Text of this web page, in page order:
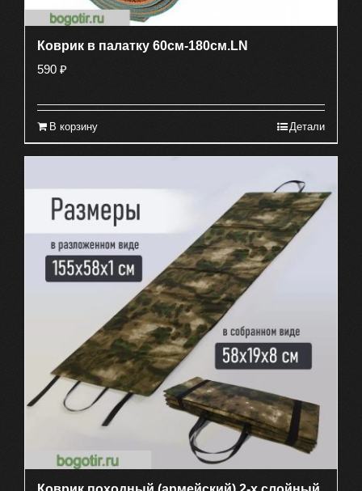
Коврик в палатку 60см-180см.LN
590 ₽
В корзину Детали